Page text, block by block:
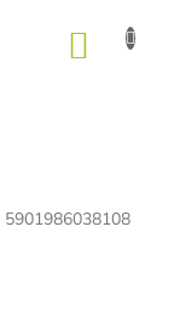
5901986038108